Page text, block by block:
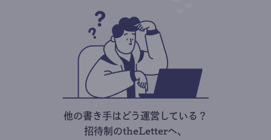
他の書き手はどう運営している？
招待制のtheLetterへ、